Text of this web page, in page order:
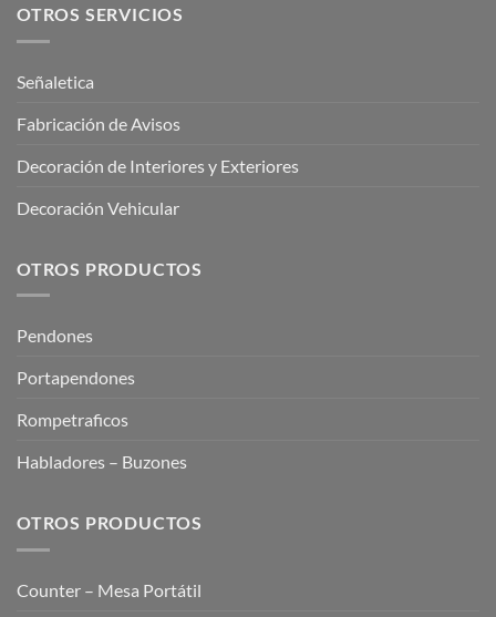
OTROS SERVICIOS
Señaletica
Fabricación de Avisos
Decoración de Interiores y Exteriores
Decoración Vehicular
OTROS PRODUCTOS
Pendones
Portapendones
Rompetraficos
Habladores – Buzones
OTROS PRODUCTOS
Counter – Mesa Portátil